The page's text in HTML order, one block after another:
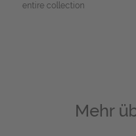
entire collection
Mehr